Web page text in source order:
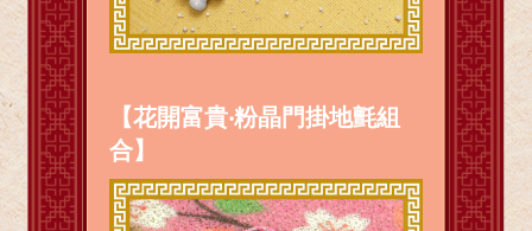
【花開富貴‧粉晶門掛地氈組
合】